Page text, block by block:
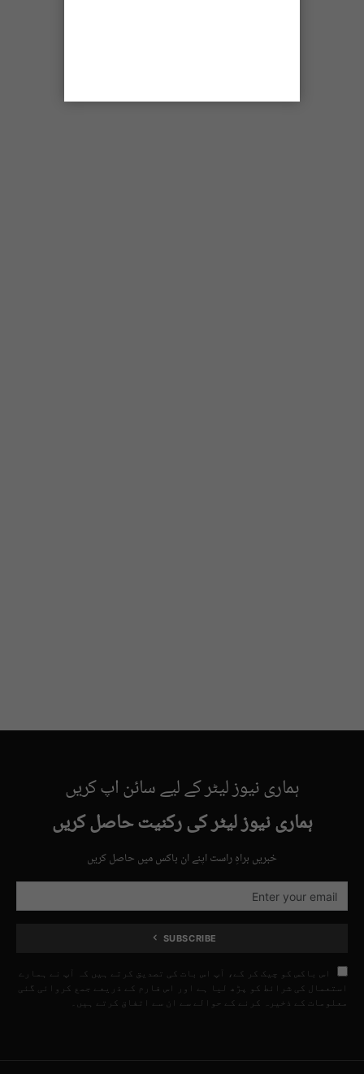
ہماری نیوز لیٹر کے لیے سائن اپ کریں
ہماری نیوز لیٹر کی رکنیت حاصل کریں
خبریں براہِ راست اپنے ان باکس میں حاصل کریں
SUBSCRIBE
اس باکس کو چیک کر کے، آپ اس بات کی تصدیق کرتے ہیں کہ آپ نے ہمارے
استعمال کی شرائط کو پڑھ لیا ہے اور اس فارم کے ذریعے جمع کروائی گئی
معلومات کے ذخیرہ کرنے کے حوالے سے ان سے اتفاق کرتے ہیں۔